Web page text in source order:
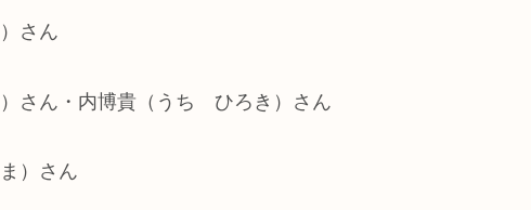
さん
さん・内博貴（うち ひろき）さん
）さん